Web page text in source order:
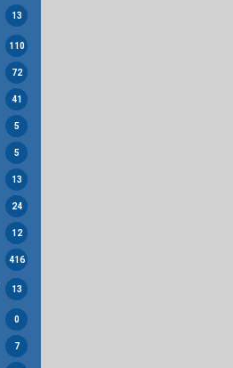
13
110
72
41
5
5
13
24
12
416
13
0
7